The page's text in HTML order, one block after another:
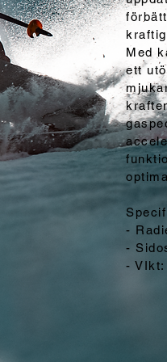
Med
ett
-
-
- VIkt: